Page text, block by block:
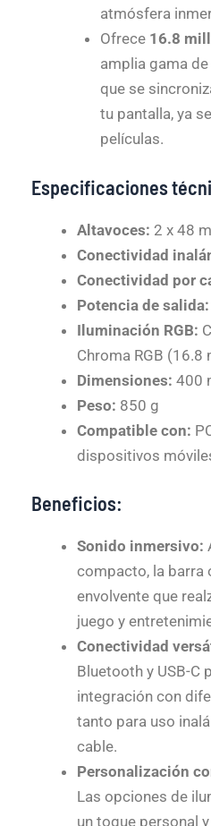
atmósfera
Ofrece 16.8
amplia gama
que se
tu pantalla, ya
películas.
Especificaciones
Altavoces: 2 x 48
Conectividad
Conectividad por
Potencia de salida:
Iluminación RGB:
Chroma RGB
Dimensiones: 400
Peso: 850 g
Compatible con:
dispositivos
Beneficios:
Sonido inmersivo:
compacto, la barra
envolvente que
juego y
Conectividad
Bluetooth y USB-C
integración con
tanto para uso
cable.
Personalización
Las opciones de
un toque personal